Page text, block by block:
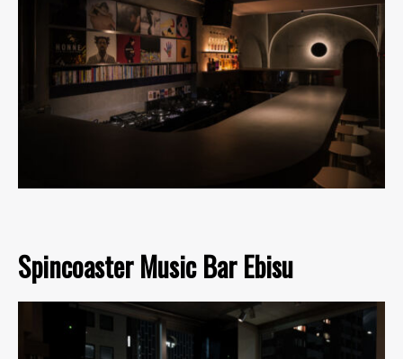
Spincoaster Music Bar Ebisu